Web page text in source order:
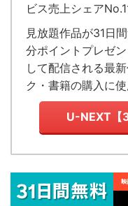
ビス売上シェアNo.1
見放題作品が31日
分ポイントプレゼ
して配信される最
ク・書籍の購入に
U-NEXT【